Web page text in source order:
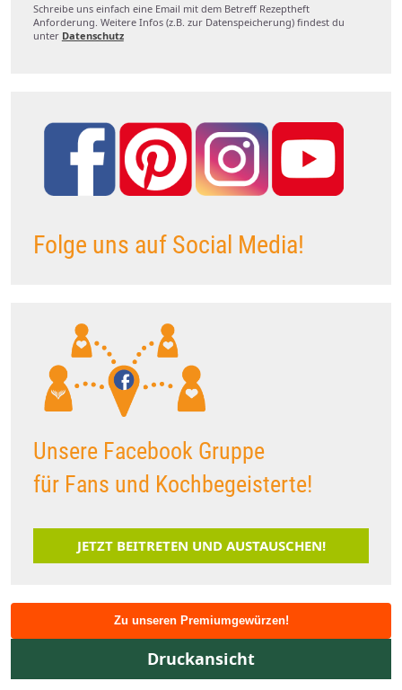
Schreibe uns einfach eine Email mit dem Betreff Rezeptheft
Anforderung. Weitere Infos (z.B. zur Datenspeicherung) findest du
unter Datenschutz
Folge uns auf Social Media!
Unsere Facebook Gruppe
für Fans und Kochbegeisterte!
JETZT BEITRETEN UND AUSTAUSCHEN!
Zu unseren Premiumgewürzen!
Druckansicht